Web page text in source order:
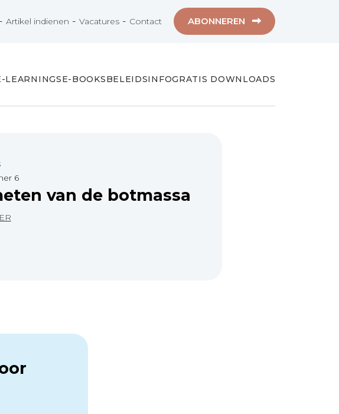
-Artikel indienen -Vacatures - Contact ABONNEREN
LEARNINGSE-BOOKSBELEIDSINFOGRATIS DOWNLOADS
6
van de botmassa